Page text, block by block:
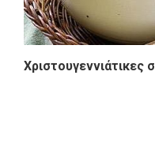
Χριστουγεννιάτικες